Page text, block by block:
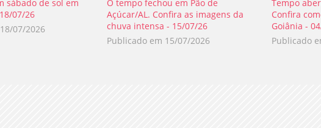
sábado de sol em
07/26
18/07/2026
O tempo fechou em Pão de
Açúcar/AL. Confira as imagens da
chuva intensa - 15/07/26
Publicado em 15/07/2026
Tempo
Confira
Goiânia -
Publicado